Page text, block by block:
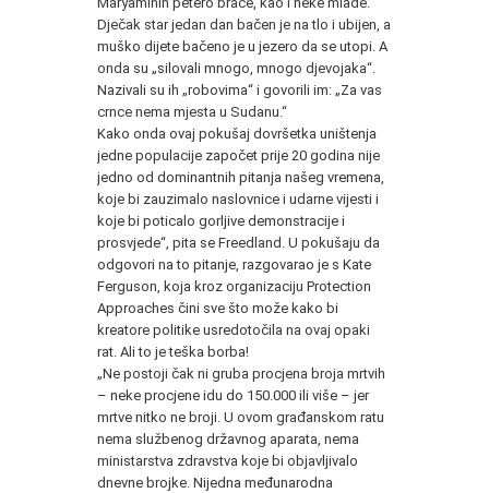
Dječak star jedan dan bačen je na tlo i ubijen, a
muško dijete bačeno je u jezero da se utopi. A
onda su „silovali mnogo, mnogo djevojaka“.
Nazivali su ih „robovima“ i govorili im: „Za vas
crnce nema mjesta u Sudanu.“
Kako onda ovaj pokušaj dovršetka uništenja
jedne populacije započet prije 20 godina nije
jedno od dominantnih pitanja našeg vremena,
koje bi zauzimalo naslovnice i udarne vijesti i
koje bi poticalo gorljive demonstracije i
prosvjede“, pita se Freedland. U pokušaju da
odgovori na to pitanje, razgovarao je s Kate
Ferguson, koja kroz organizaciju Protection
Approaches čini sve što može kako bi
kreatore politike usredotočila na ovaj opaki
rat. Ali to je teška borba!
„Ne postoji čak ni gruba procjena broja mrtvih
– neke procjene idu do 150.000 ili više – jer
mrtve nitko ne broji. U ovom građanskom ratu
nema službenog državnog aparata, nema
ministarstva zdravstva koje bi objavljivalo
dnevne brojke. Nijedna međunarodna